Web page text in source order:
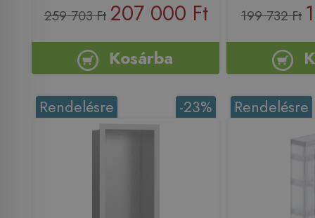
259 703 Ft 207 000 Ft
Kosárba
199 732 Ft
-23%
Rendelésre Rendelésre